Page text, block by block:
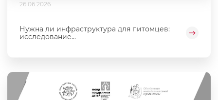
26.06.2026
Нужна ли инфраструктура для питомцев:
исследование...